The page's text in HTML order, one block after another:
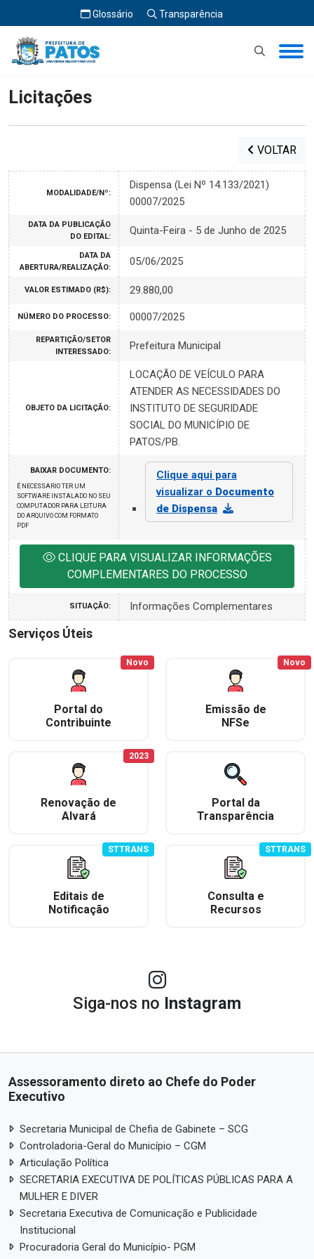
Glossário Transparência
Início Licitações
Licitações
VOLTAR
MODALIDADE/Nº:
Dispensa (Lei Nº 14.133/2021)
00007/2025
DATA DA PUBLICAÇÃO
DO EDITAL:
Quinta-Feira - 5 de Junho de 2025
DATA DA
ABERTURA/REALIZAÇÃO:
05/06/2025
VALOR ESTIMADO (R$): 29.880,00
NÚMERO DO PROCESSO: 00007/2025
REPARTIÇÃO/SETOR
INTERESSADO:
Prefeitura Municipal
OBJETO DA LICITAÇÃO:
LOCAÇÃO DE VEÍCULO PARA
ATENDER AS NECESSIDADES DO
INSTITUTO DE SEGURIDADE
SOCIAL DO MUNICÍPIO DE
PATOS/PB.
BAIXAR DOCUMENTO:
É NECESSARIO TER UM
SOFTWARE INSTALADO NO SEU
COMPUTADOR PARA LEITURA
DO ARQUIVO COM FORMATO
PDF
Clique aqui para
visualizar o Documento
de Dispensa
CLIQUE PARA VISUALIZAR INFORMAÇÕES
COMPLEMENTARES DO PROCESSO
SITUAÇÃO: Informações Complementares
Serviços Úteis
Portal do
Contribuinte
Novo
Emissão de
NFSe
Novo
Renovação de
Alvará
2023
Portal da
Transparência
Editais de
Notificação
STTRANS
Consulta e
Recursos
STTRANS
Siga-nos no Instagram
Assessoramento direto ao Chefe do Poder
Executivo
Secretaria Municipal de Chefia de Gabinete – SCG
Controladoria-Geral do Município – CGM
Articulação Política
SECRETARIA EXECUTIVA DE POLÍTICAS PÚBLICAS PARA A
MULHER E DIVER
Secretaria Executiva de Comunicação e Publicidade
Institucional
Procuradoria Geral do Município- PGM